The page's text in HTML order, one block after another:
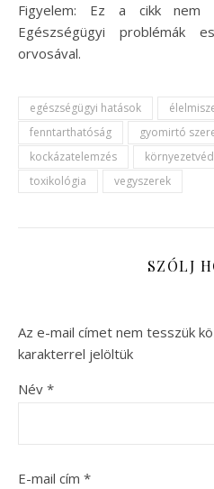
Figyelem: Ez a cikk nem
Egészségügyi problémák
orvosával.
egészségügyi hatások
fenntarthatóság
gyomirtó
kockázatelemzés
toxikológia
vegyszerek
SZÓLJ
Az e-mail címet nem tesszük
karakterrel jelöltük
Név *
E-mail cím *